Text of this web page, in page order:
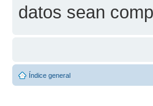
datos sean
Índice general